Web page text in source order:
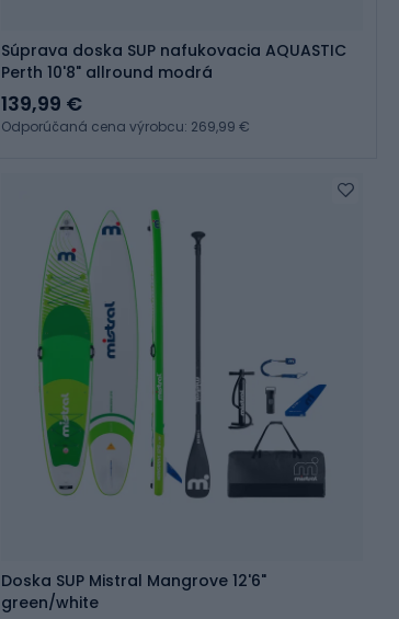
Súprava doska SUP nafukovacia AQUASTIC
Perth 10'8" allround modrá
139,99 €
Odporúčaná cena výrobcu: 269,99 €
Doska SUP Mistral Mangrove 12'6"
green/white